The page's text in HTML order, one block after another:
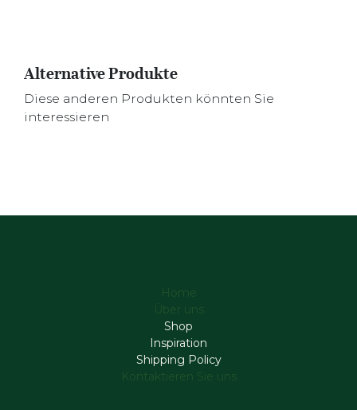
Alternative Produkte
Diese anderen Produkten könnten Sie
interessieren
Home
Über uns
Shop
Inspiration
Shipping Policy
Kontaktieren Sie uns